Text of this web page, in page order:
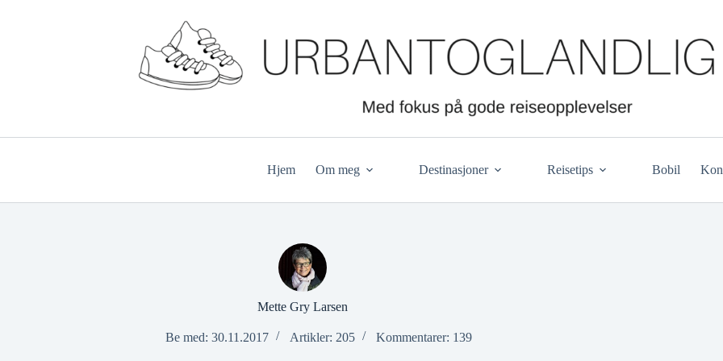
Hjem Om meg Destinasjoner Reisetips Bobil
Mette Gry Larsen
Be med: 30.11.2017 Artikler: 205 Kommentarer: 139